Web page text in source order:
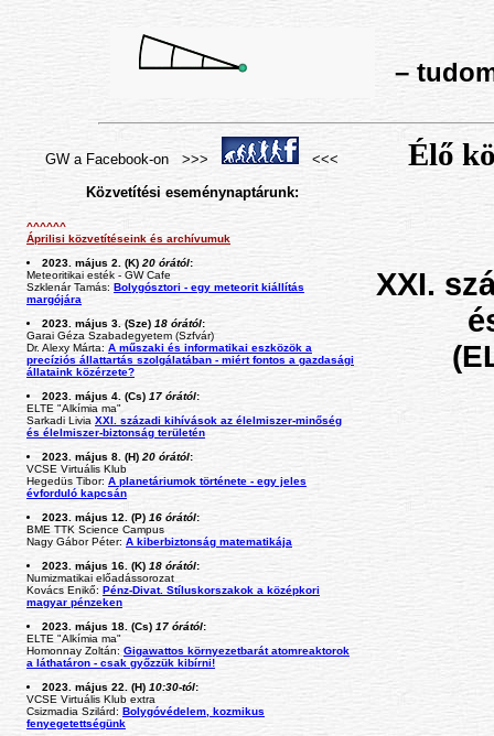
–
GW a Facebook-on >>>
<<<
Közvetítési eseménynaptárunk:
^^^^^^
Áprilisi közvetítéseink és archívumuk
2023. május 2. (K) 20 órától:
Meteoritikai esték - GW Cafe
Szklenár Tamás: Bolygósztori - egy meteorit kiállítás
margójára
2023. május 3. (Sze) 18 órától:
Garai Géza Szabadegyetem (Szfvár)
Dr. Alexy Márta: A műszaki és informatikai eszközök a
precíziós állattartás szolgálatában - miért fontos a gazdasági
állataink közérzete?
2023. május 4. (Cs) 17 órától:
ELTE "Alkímia ma"
Sarkadi Livia XXI. századi kihívások az élelmiszer-minőség
és élelmiszer-biztonság területén
2023. május 8. (H) 20 órától:
VCSE Virtuális Klub
Hegedüs Tibor: A planetáriumok története - egy jeles
évforduló kapcsán
2023. május 12. (P) 16 órától:
BME TTK Science Campus
Nagy Gábor Péter: A kiberbiztonság matematikája
2023. május 16. (K) 18 órától:
Numizmatikai előadássorozat
Kovács Enikő: Pénz-Divat. Stíluskorszakok a középkori
magyar pénzeken
2023. május 18. (Cs) 17 órától:
ELTE "Alkímia ma"
Homonnay Zoltán: Gigawattos környezetbarát atomreaktorok
a láthatáron - csak győzzük kibírni!
2023. május 22. (H) 10:30-tól:
VCSE Virtuális Klub extra
Csizmadia Szilárd: Bolygóvédelem, kozmikus
fenyegetettségünk
Élő
XXI.